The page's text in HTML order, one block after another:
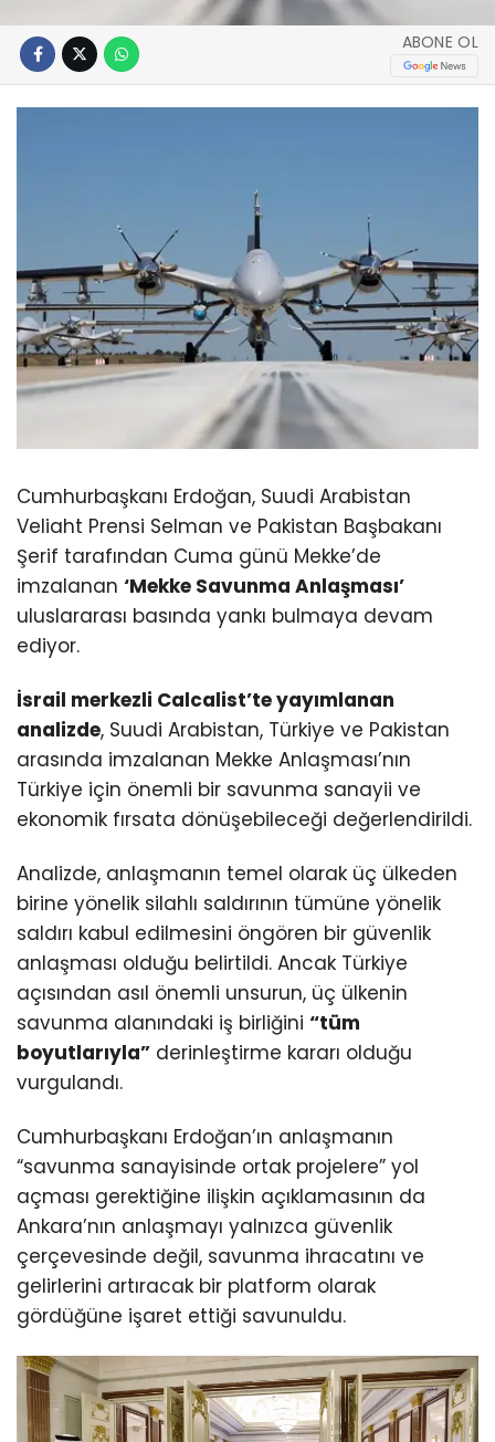
ABONE OL
Cumhurbaşkanı Erdoğan, Suudi Arabistan
Veliaht Prensi Selman ve Pakistan Başbakanı
Şerif tarafından Cuma günü Mekke’de
imzalanan ‘Mekke Savunma Anlaşması’
uluslararası basında yankı bulmaya devam
ediyor.
İsrail merkezli Calcalist’te yayımlanan
analizde, Suudi Arabistan, Türkiye ve Pakistan
arasında imzalanan Mekke Anlaşması’nın
Türkiye için önemli bir savunma sanayii ve
ekonomik fırsata dönüşebileceği değerlendirildi.
Analizde, anlaşmanın temel olarak üç ülkeden
birine yönelik silahlı saldırının tümüne yönelik
saldırı kabul edilmesini öngören bir güvenlik
anlaşması olduğu belirtildi. Ancak Türkiye
açısından asıl önemli unsurun, üç ülkenin
savunma alanındaki iş birliğini “tüm
boyutlarıyla” derinleştirme kararı olduğu
vurgulandı.
Cumhurbaşkanı Erdoğan’ın anlaşmanın
“savunma sanayisinde ortak projelere” yol
açması gerektiğine ilişkin açıklamasının da
Ankara’nın anlaşmayı yalnızca güvenlik
çerçevesinde değil, savunma ihracatını ve
gelirlerini artıracak bir platform olarak
gördüğüne işaret ettiği savunuldu.